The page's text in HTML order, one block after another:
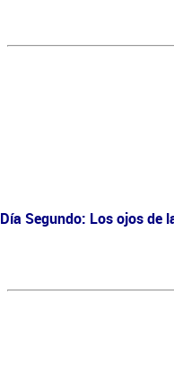
Día Segundo: Los ojos de